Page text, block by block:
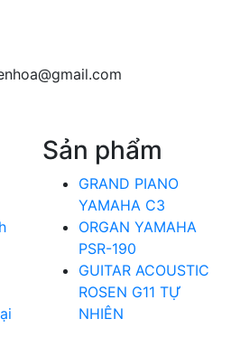
Sản phẩm
GRAND PIANO
YAMAHA C3
ORGAN YAMAHA
PSR-190
GUITAR ACOUSTIC
ROSEN G11 TỰ
NHIÊN